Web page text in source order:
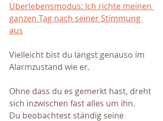
Überlebensmodus: Ich richte meinen
ganzen Tag nach seiner Stimmung
aus
Vielleicht bist du längst genauso im
Alarmzustand wie er.
Ohne dass du es gemerkt hast, dreht
sich inzwischen fast alles um ihn.
Du beobachtest ständig seine